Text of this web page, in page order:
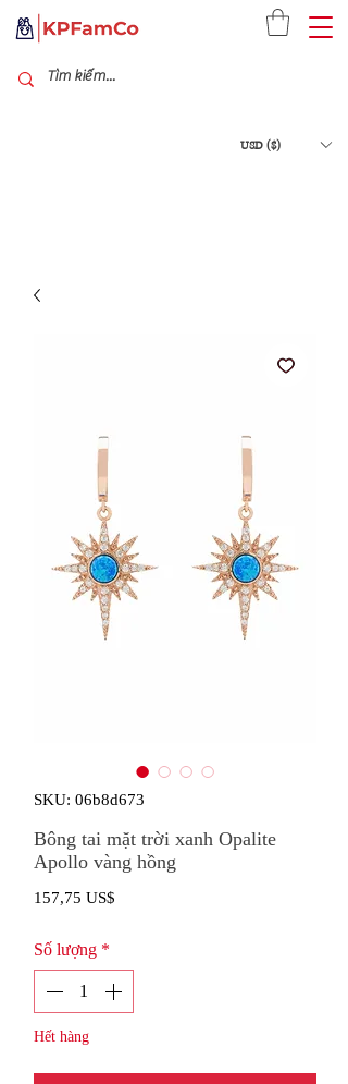
USD ($)
SKU: 06b8d673
Bông tai mặt trời xanh Opalite
Apollo vàng hồng
157,75 US$
Số lượng *
Hết hàng